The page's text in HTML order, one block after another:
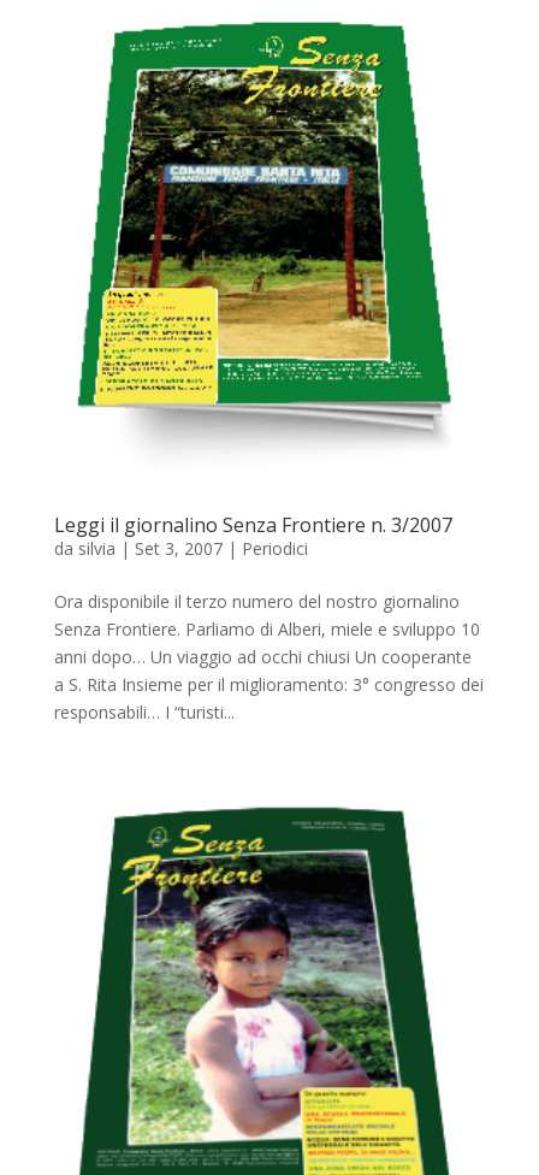
Leggi il giornalino Senza Frontiere n. 3/2007
da silvia | Set 3, 2007| Periodici
Ora disponibile il terzo numero del nostro giornalino
Senza Frontiere. Parliamo di Alberi, miele e sviluppo 10
anni dopo… Un viaggio ad occhi chiusi Un cooperante
a S. Rita Insieme per il miglioramento: 3° congresso dei
responsabili… I “turisti...